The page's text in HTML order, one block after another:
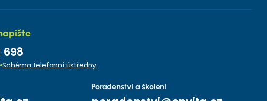
698
Schéma telefonní ústředny
Poradenství a školení